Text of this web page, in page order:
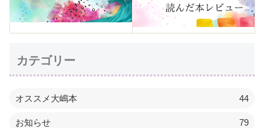
カテゴリー
オススメ大嶋本 44
お知らせ 79